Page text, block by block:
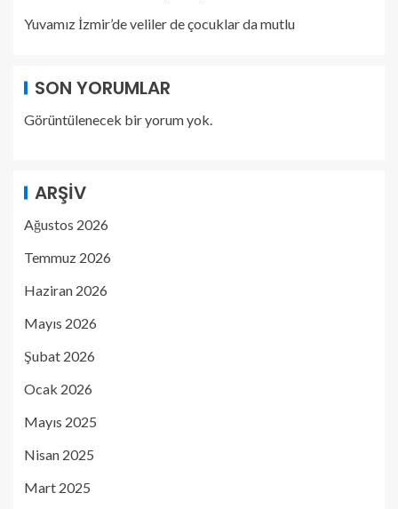
Yuvamız İzmir’de veliler de çocuklar da mutlu
SON YORUMLAR
Görüntülenecek bir yorum yok.
ARŞIV
Ağustos 2026
Temmuz 2026
Haziran 2026
Mayıs 2026
Şubat 2026
Ocak 2026
Mayıs 2025
Nisan 2025
Mart 2025